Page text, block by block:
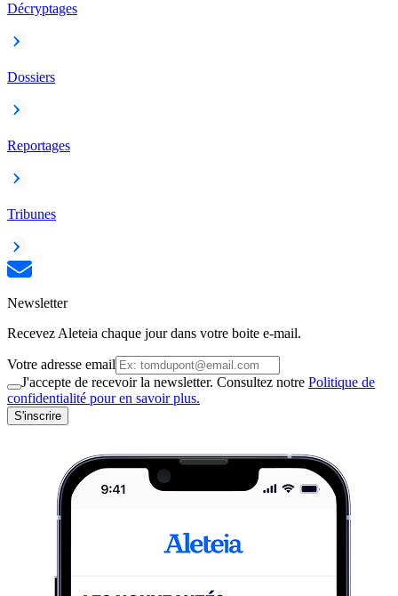
Décryptages
Dossiers
Reportages
Tribunes
Newsletter
Recevez Aleteia chaque jour dans votre boite e-mail.
Votre adresse email
J'accepte de recevoir la newsletter. Consultez notre Politique de
confidentialité pour en savoir plus.
S'inscrire